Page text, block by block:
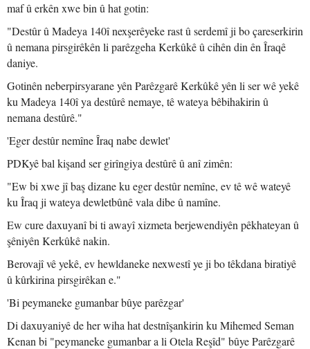
maf û erkên xwe bin û hat gotin:
"Destûr û Madeya 140î nexşerêyeke rast û serdemî ji bo çareserkirin
û nemana pirsgirêkên li parêzgeha Kerkûkê û cihên din ên Îraqê
daniye.
Gotinên neberpirsyarane yên Parêzgarê Kerkûkê yên li ser wê yekê
ku Madeya 140î ya destûrê nemaye, tê wateya bêbihakirin û
nemana destûrê."
'Eger destûr nemîne Îraq nabe dewlet'
PDKyê bal kişand ser girîngiya destûrê û anî zimên:
"Ew bi xwe jî baş dizane ku eger destûr nemîne, ev tê wê wateyê
ku Îraq ji wateya dewletbûnê vala dibe û namîne.
Ew cure daxuyanî bi ti awayî xizmeta berjewendiyên pêkhateyan û
şêniyên Kerkûkê nakin.
Berovajî vê yekê, ev hewldaneke nexwestî ye ji bo têkdana biratiyê
û kûrkirina pirsgirêkan e."
'Bi peymaneke gumanbar bûye parêzgar'
Di daxuyaniyê de her wiha hat destnîşankirin ku Mihemed Seman
Kenan bi "peymaneke gumanbar a li Otela Reşîd" bûye Parêzgarê